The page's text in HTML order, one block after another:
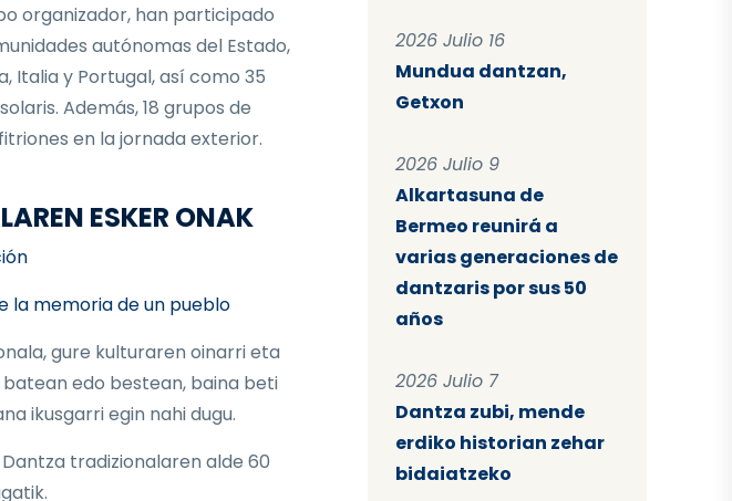
organizador, han participado
autónomas del Estado,
Italia y Portugal, así como 35
Además, 18 grupos de
en la jornada exterior.
ESKER ONAK
la memoria de un pueblo
gure kulturaren oinarri eta
edo bestean, baina beti
ikusgarri egin nahi dugu.
tradizionalaren alde 60
2026 Julio 16
Mundua dantzan,
Getxon
2026 Julio 9
Alkartasuna de
Bermeo reunirá a
varias generaciones de
dantzaris por sus 50
años
2026 Julio 7
Dantza zubi, mende
erdiko historian zehar
bidaiatzeko